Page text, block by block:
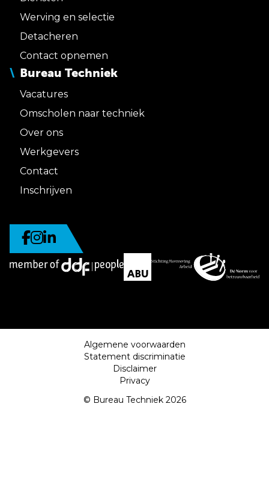
Werving en selectie
Detacheren
Contact opnemen
Bureau Techniek
Vacatures
Omscholen naar techniek
Over ons
Werkgevers
Contact
Inschrijven
Algemene voorwaarden
Statement discriminatie
Disclaimer
Privacy
© Bureau Techniek 2026